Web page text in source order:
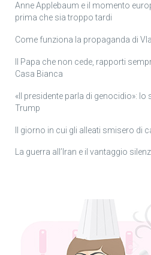
Anne Applebaum e il momento
prima che sia troppo tardi
Come funziona la propaganda di
Il Papa che non cede, rapporti
Casa Bianca
«Il presidente parla di genocidio»:
Trump
Il giorno in cui gli alleati smisero di
La guerra all’Iran e il vantaggio